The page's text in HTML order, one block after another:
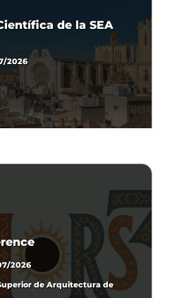
de la SEA
2026
2026
de Arquitectura de